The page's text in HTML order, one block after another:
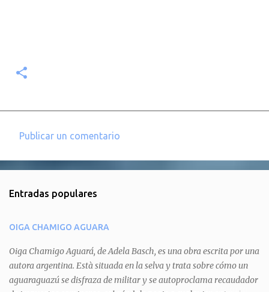
e
t
a
r
i
Publicar un comentario
Entradas populares
OIGA CHAMIGO AGUARA
Oiga Chamigo Aguará, de Adela Basch, es una obra escrita por una
autora argentina. Està situada en la selva y trata sobre cómo un
aguaraguazú se disfraza de militar y se autoproclama recaudador